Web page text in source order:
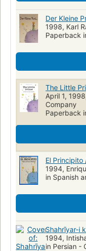
Der Kleine
1998, Karl
Paperback
The Little
April 1,
Company
Paperback
El
1994,
in Spanish
Shahrīyar-i
1994,
in Persian -